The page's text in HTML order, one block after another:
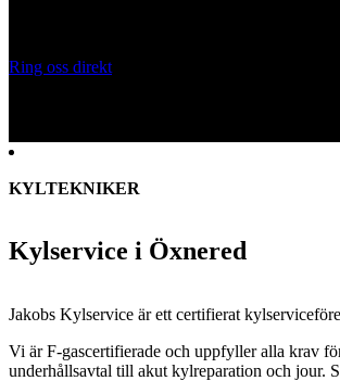
Ring oss direkt
Kylservice i Öxnered
Jakobs Kylservice är ett certifierat
Vi är F-gascertifierade och uppfyller alla krav
underhållsavtal till akut kylreparation och jour.
KYLTEKNIKER